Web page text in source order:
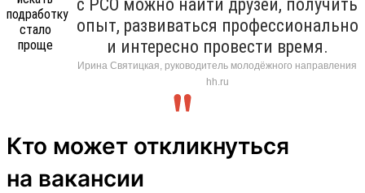
с РСО можно найти друзей, получить
опыт, развиваться профессионально
и интересно провести время.
Ирина Святицкая, руководитель молодёжного направления
hh.ru
Кто может откликнуться
на вакансии